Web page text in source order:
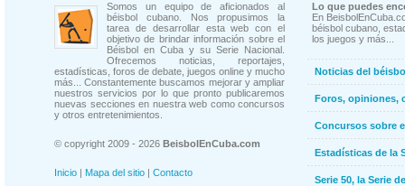
Somos un equipo de aficionados al
béisbol cubano. Nos propusimos la
tarea de desarrollar esta web con el
objetivo de brindar información sobre el
Béisbol en Cuba y su Serie Nacional.
Ofrecemos noticias, reportajes,
estadísticas, foros de debate, juegos online y mucho
más... Constantemente buscamos mejorar y ampliar
nuestros servicios por lo que pronto publicaremos
nuevas secciones en nuestra web como concursos
y otros entretenimientos.
© copyright 2009 - 2026 BeisbolEnCuba.com
Inicio | Mapa del sitio | Contacto
Lo que puedes
En
béisbol cubano,
los juegos y más...
Noticias del
Foros, opiniones,
Concursos sobre
Estadísticas de la
Serie 50, la Serie